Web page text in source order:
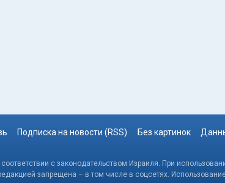
Подписка на новости (RSS) Без картинок
с законодательством Израиля. При
запрещена – в том числе в соцсетях.